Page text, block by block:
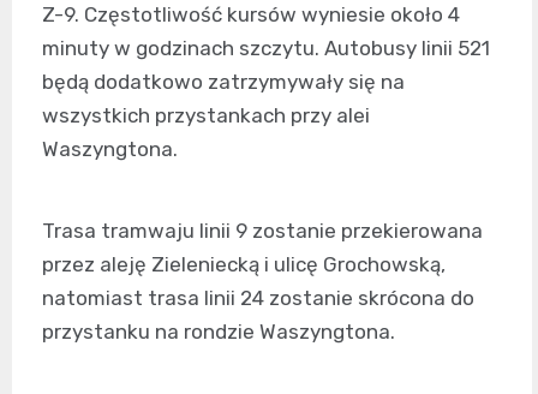
Z-9. Częstotliwość kursów wyniesie około 4
minuty w godzinach szczytu. Autobusy linii 521
będą dodatkowo zatrzymywały się na
wszystkich przystankach przy alei
Waszyngtona.
Trasa tramwaju linii 9 zostanie przekierowana
przez aleję Zieleniecką i ulicę Grochowską,
natomiast trasa linii 24 zostanie skrócona do
przystanku na rondzie Waszyngtona.